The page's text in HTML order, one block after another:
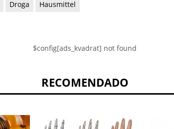
Droga Hausmittel
$config[ads_kvadrat] not found
RECOMENDADO